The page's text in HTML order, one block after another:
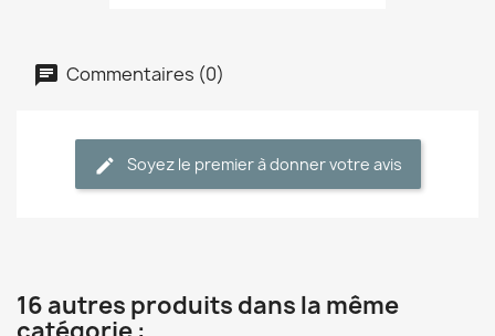
Commentaires (0)
Soyez le premier à donner votre avis
16 autres produits dans la même